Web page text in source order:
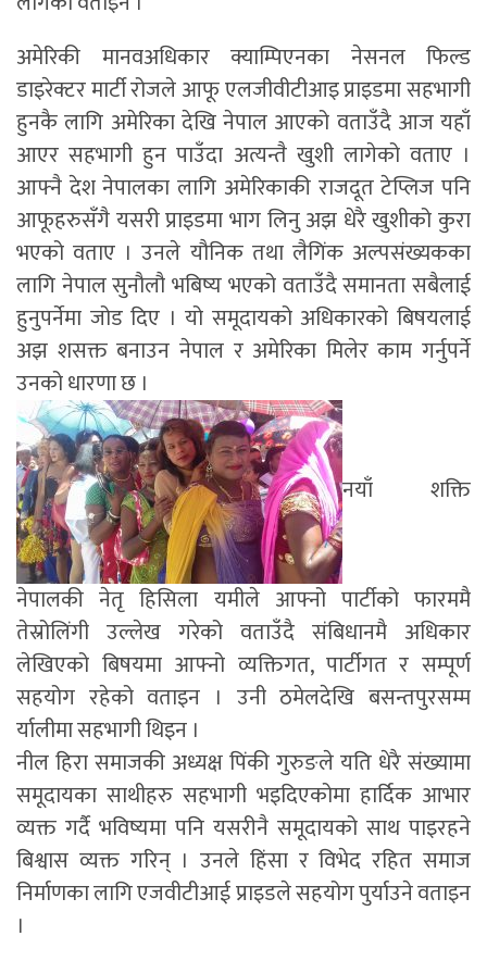
अमेरिकी मानवअधिकार क्याम्पिएनका नेसनल फिल्ड
डाइरेक्टर मार्टी रोजले आफू एलजीवीटीआइ प्राइडमा सहभागी
हुनकै लागि अमेरिका देखि नेपाल आएको वताउँदै आज यहाँ
आएर सहभागी हुन पाउँदा अत्यन्तै खुशी लागेको वताए ।
आफ्नै देश नेपालका लागि अमेरिकाकी राजदूत टेप्लिज पनि
आफूहरुसँगै यसरी प्राइडमा भाग लिनु अझ धेरै खुशीको कुरा
भएको वताए । उनले यौनिक तथा लैगिंक अल्पसंख्यकका
लागि नेपाल सुनौलौ भबिष्य भएको वताउँदै समानता सबैलाई
हुनुपर्नेमा जोड दिए । यो समूदायको अधिकारको बिषयलाई
अझ शसक्त बनाउन नेपाल र अमेरिका मिलेर काम गर्नुपर्ने
उनको धारणा छ ।
नयाँ शक्ति
नेपालकी नेतृ हिसिला यमीले आफ्नो पार्टीको फारममै
तेस्रोलिंगी उल्लेख गरेको वताउँदै संबिधानमै अधिकार
लेखिएको बिषयमा आफ्नो व्यक्तिगत, पार्टीगत र सम्पूर्ण
सहयोग रहेको वताइन । उनी ठमेलदेखि बसन्तपुरसम्म
र्यालीमा सहभागी थिइन ।
नील हिरा समाजकी अध्यक्ष पिंकी गुरुङले यति धेरै संख्यामा
समूदायका साथीहरु सहभागी भइदिएकोमा हार्दिक आभार
व्यक्त गर्दै भविष्यमा पनि यसरीनै समूदायको साथ पाइरहने
बिश्वास व्यक्त गरिन् । उनले हिंसा र विभेद रहित समाज
निर्माणका लागि एजवीटीआई प्राइडले सहयोग पुर्याउने वताइन
।